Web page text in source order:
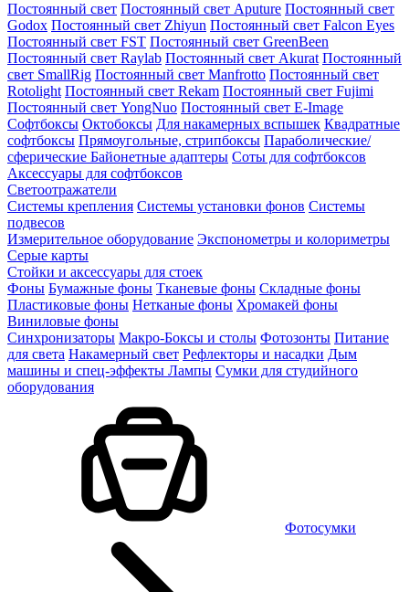
Постоянный свет Постоянный свет Aputure Постоянный свет
Godox Постоянный свет Zhiyun Постоянный свет Falcon Eyes
Постоянный свет FST Постоянный свет GreenBeen
Постоянный свет Raylab Постоянный свет Akurat Постоянный
свет SmallRig Постоянный свет Manfrotto Постоянный свет
Rotolight Постоянный свет Rekam Постоянный свет Fujimi
Постоянный свет YongNuo Постоянный свет E-Image
Софтбоксы Октобоксы Для накамерных вспышек Квадратные
софтбоксы Прямоугольные, стрипбоксы Параболические/
сферические Байонетныe адаптеры Соты для софтбоксов
Аксессуары для софтбоксов
Светоотражатели
Системы крепления Системы установки фонов Системы
подвесов
Измерительное оборудование Экспонометры и колориметры
Серые карты
Стойки и аксессуары для стоек
Фоны Бумажные фоны Тканевые фоны Складные фоны
Пластиковые фоны Нетканые фоны Хромакей фоны
Виниловые фоны
Синхронизаторы Макро-Боксы и столы Фотозонты Питание
для света Накамерный свет Рефлекторы и насадки Дым
машины и спец-эффекты Лампы Сумки для студийного
оборудования
Фотосумки